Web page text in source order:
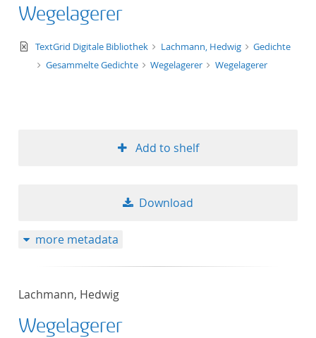
Wegelagerer
text/xml
TextGrid Digitale Bibliothek Lachmann, Hedwig
Gedichte
Gesammelte Gedichte
Wegelagerer Wegelagerer
Add to shelf
Download
more metadata
Lachmann, Hedwig
Wegelagerer